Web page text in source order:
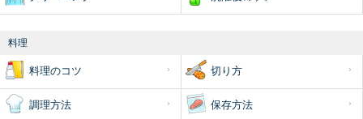
料理
料理のコツ 切り方
調理方法 保存方法